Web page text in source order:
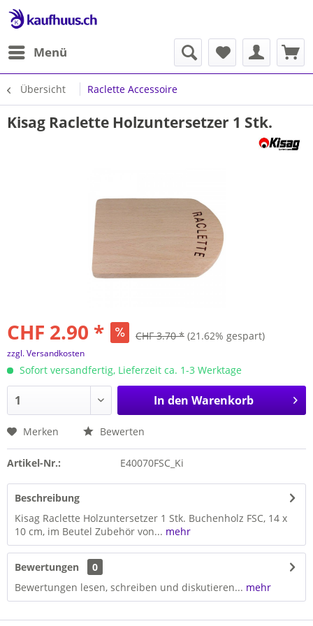
Menü
Übersicht Raclette Accessoire
Kisag Raclette Holzuntersetzer 1 Stk.
CHF 2.90 * CHF 3.70 * (21.62% gespart)
zzgl. Versandkosten
Sofort versandfertig, Lieferzeit ca. 1-3 Werktage
In den Warenkorb
Merken Bewerten
Artikel-Nr.: E40070FSC_Ki
Beschreibung
Kisag Raclette Holzuntersetzer 1 Stk. Buchenholz FSC, 14 x
10 cm, im Beutel Zubehör von... mehr
Bewertungen
0
Bewertungen lesen, schreiben und diskutieren... mehr